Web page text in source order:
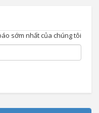
sớm nhất của chúng tôi